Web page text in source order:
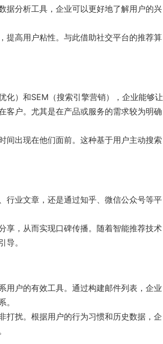
据分析工具，企业可以更好地了解用户的兴
提高用户粘性。与此借助社交平台的推荐算
化）和SEM（搜索引擎营销），企业能够让
客户。尤其是在产品或服务的需求较为明确
间出现在他们面前。这种基于用户主动搜索
行业文章，还是通过知乎、微信公众号等平
享，从而实现口碑传播。随着智能推荐技术
。
用户的有效工具。通过构建邮件列表，企业
打扰。根据用户的行为习惯和历史数据，企